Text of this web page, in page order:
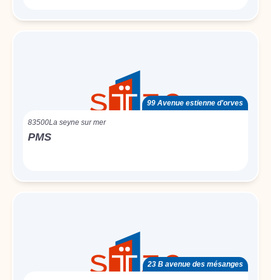
99 Avenue estienne d'orves
83500La seyne sur mer
PMS
23 B avenue des mésanges